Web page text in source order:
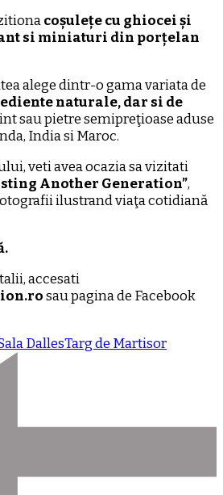
coșulețe cu ghiocei și
si miniaturi din porțelan
alege dintr-o gama variata de
naturale, dar si de
sau pietre semipreţioase aduse
India si Maroc.
veti avea ocazia sa vizitati
Another Generation”,
ilustrand viaţa cotidiană
accesati
sau pagina de Facebook
DallesTarg de Martisor